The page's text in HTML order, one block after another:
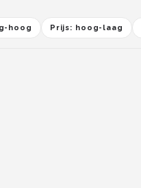
hoog Prijs: hoog-laag